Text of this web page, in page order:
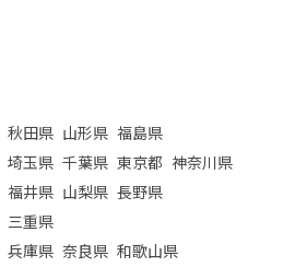
秋田県 山形県 福島県
埼玉県 千葉県 東京都 神奈川県
福井県 山梨県 長野県
三重県
兵庫県 奈良県 和歌山県